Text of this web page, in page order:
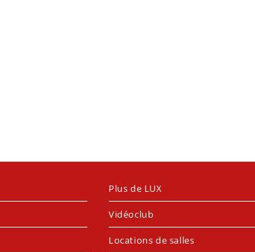
Plus de LUX
Vidéoclub
Locations de salles